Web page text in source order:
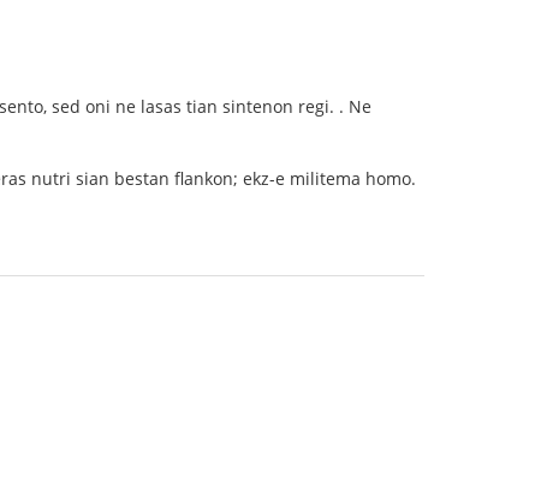
sed oni ne lasas tian sintenon regi. . Ne
nutri sian bestan flankon; ekz-e militema homo.